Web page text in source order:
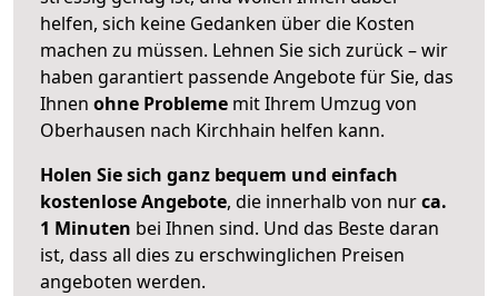
helfen, sich keine Gedanken über die Kosten
machen zu müssen. Lehnen Sie sich zurück – wir
haben garantiert passende Angebote für Sie, das
Ihnen ohne Probleme mit Ihrem Umzug von
Oberhausen nach Kirchhain helfen kann.
Holen Sie sich ganz bequem und einfach
kostenlose Angebote, die innerhalb von nurca.
1 Minuten bei Ihnen sind. Und das Beste daran
ist, dass all dies zu erschwinglichen Preisen
angeboten werden.